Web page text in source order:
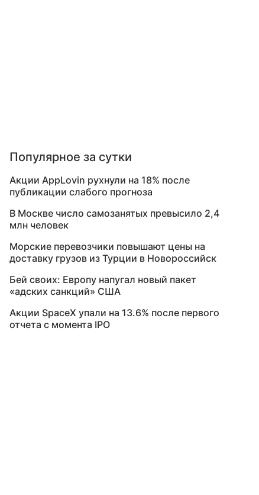
Популярное за сутки
Акции AppLovin рухнули на 18% после
публикации слабого прогноза
В Москве число самозанятых превысило 2,4
млн человек
Морские перевозчики повышают цены на
доставку грузов из Турции в Новороссийск
Бей своих: Европу напугал новый пакет
«адских санкций» США
Акции SpaceX упали на 13.6% после первого
отчета с момента IPO